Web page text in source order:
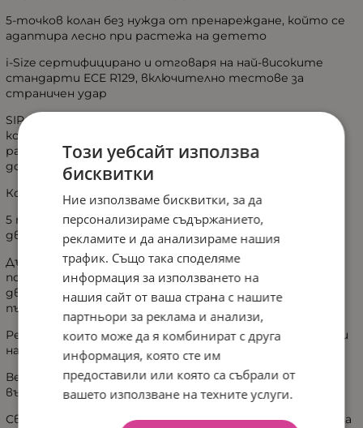
5-точков колан без нужда от пренареждане, който се
адаптира лесно при растежа на детето
i-Size сертифицирано и отговаря на най-високите
стандарти ECE R129, включително тестове за
страничен удар
SIP pod – допълнителен страничен защитен модул,
който създава разширена зона за безопасност и
работи съвместно с вътрешната EPP пяна за по-
добро поглъщане на енергията при сблъсък
Комфорт
5 позиции на наклон – независимо от посоката на
движение
Дълбоки ъгли на наклон – 147° при монтаж обратно на
посоката на движение и 127° при монтаж по посока на
движение – за максимален комфорт при дълги
пътувания
Регулируема с една ръка облегалка за глава с 6 позиции
на височина
Вентилационни панели в корпуса за оптимална
въздушна циркулация дори при дълги пътувания
Сваляеми вложки за индивидуален комфорт и подкрепа
Този уебсайт използва
бисквитки
Ние използваме бисквитки, за да
персонализираме съдържанието,
рекламите и да анализираме нашия
трафик. Също така споделяме
информация за използването на
нашия сайт от ваша страна с нашите
партньори за реклама и анализи,
които може да я комбинират с друга
информация, която сте им
предоставили или която са събрали от
вашето използване на техните услуги.